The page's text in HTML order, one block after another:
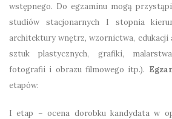
wstępnego. Do egzaminu mogą
studiów stacjonarnych I stopnia
architektury wnętrz, wzornictwa, edukacji
sztuk plastycznych, grafiki,
fotografii i obrazu filmowego itp.).
etapów:
I etap – ocena dorobku kandydata w